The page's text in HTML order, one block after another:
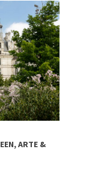
ARTE &